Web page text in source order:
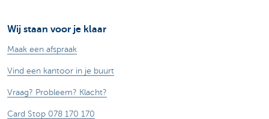
Wij staan voor je klaar
Maak een afspraak
Vind een kantoor in je buurt
Vraag? Probleem? Klacht?
Card Stop 078 170 170